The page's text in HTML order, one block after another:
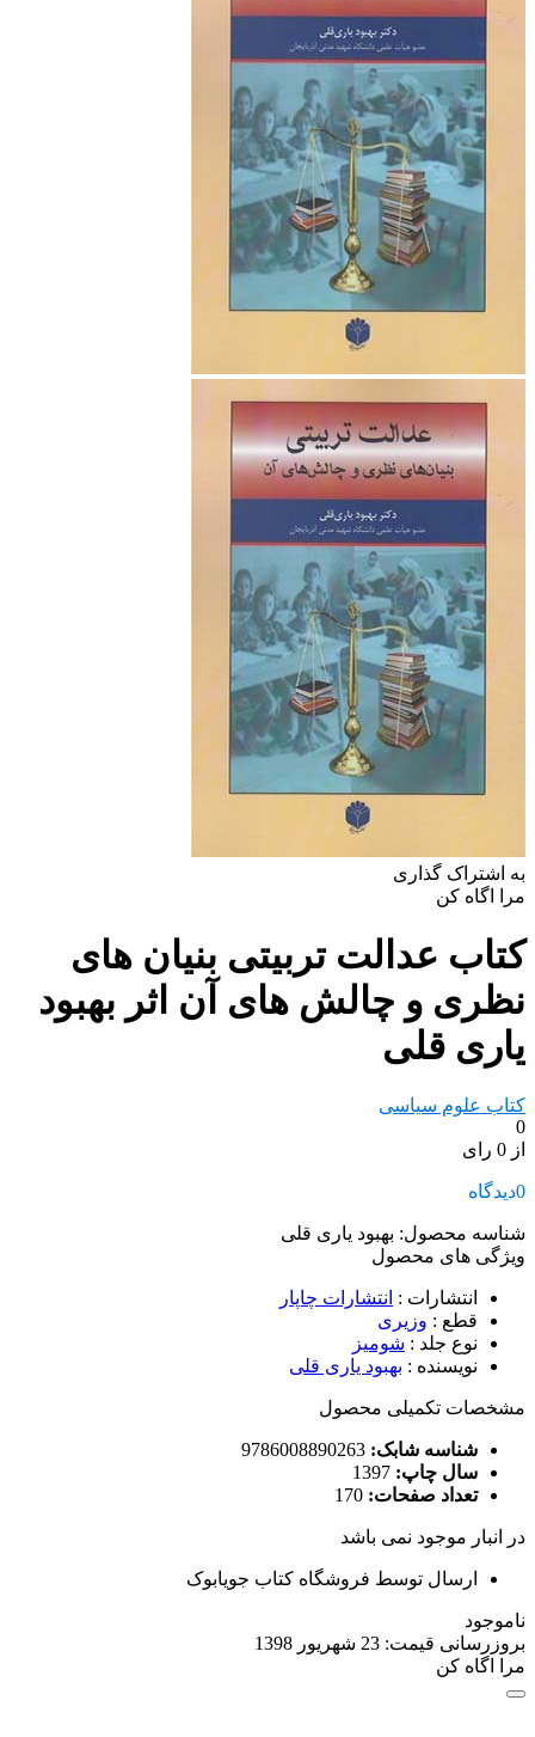
به اشتراک گذاری
مرا اگاه کن
کتاب عدالت تربیتی بنیان های
نظری و چالش های آن اثر بهبود
یاری قلی
کتاب علوم سیاسی
0
از 0 رای
0دیدگاه
شناسه محصول: بهبود یاری قلی
ویژگی های محصول
انتشارات : انتشارات چاپار
قطع : وزیری
نوع جلد : شومیز
نویسنده : بهبود یاری قلی
مشخصات تکمیلی محصول
شناسه شابک:
سال چاپ:
تعداد صفحات:
در انبار موجود نمی باشد
ارسال توسط فروشگاه کتاب جویابوک
ناموجود
بروزرسانی قیمت: 23 شهریور 1398
مرا اگاه کن